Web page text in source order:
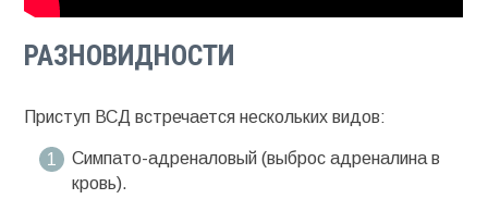
РАЗНОВИДНОСТИ
Приступ ВСД встречается нескольких видов:
Симпато-адреналовый (выброс адреналина в
кровь).